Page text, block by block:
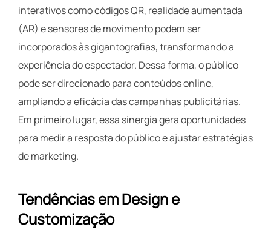
interativos como códigos QR, realidade aumentada
(AR) e sensores de movimento podem ser
incorporados às gigantografias, transformando a
experiência do espectador. Dessa forma, o público
pode ser direcionado para conteúdos online,
ampliando a eficácia das campanhas publicitárias.
Em primeiro lugar, essa sinergia gera oportunidades
para medir a resposta do público e ajustar estratégias
de marketing.
Tendências em Design e
Customização